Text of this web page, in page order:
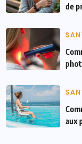
de
aux